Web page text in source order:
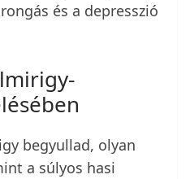
és a depresszió
begyullad, olyan
a súlyos hasi